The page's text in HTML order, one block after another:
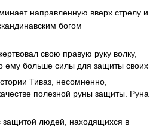
направленную вверх стрелу и
богом
свою правую руку волку,
ему больше силы для защиты своих
Тиваз, несомненно,
полезной руны защиты. Руна
защитой людей, находящихся в